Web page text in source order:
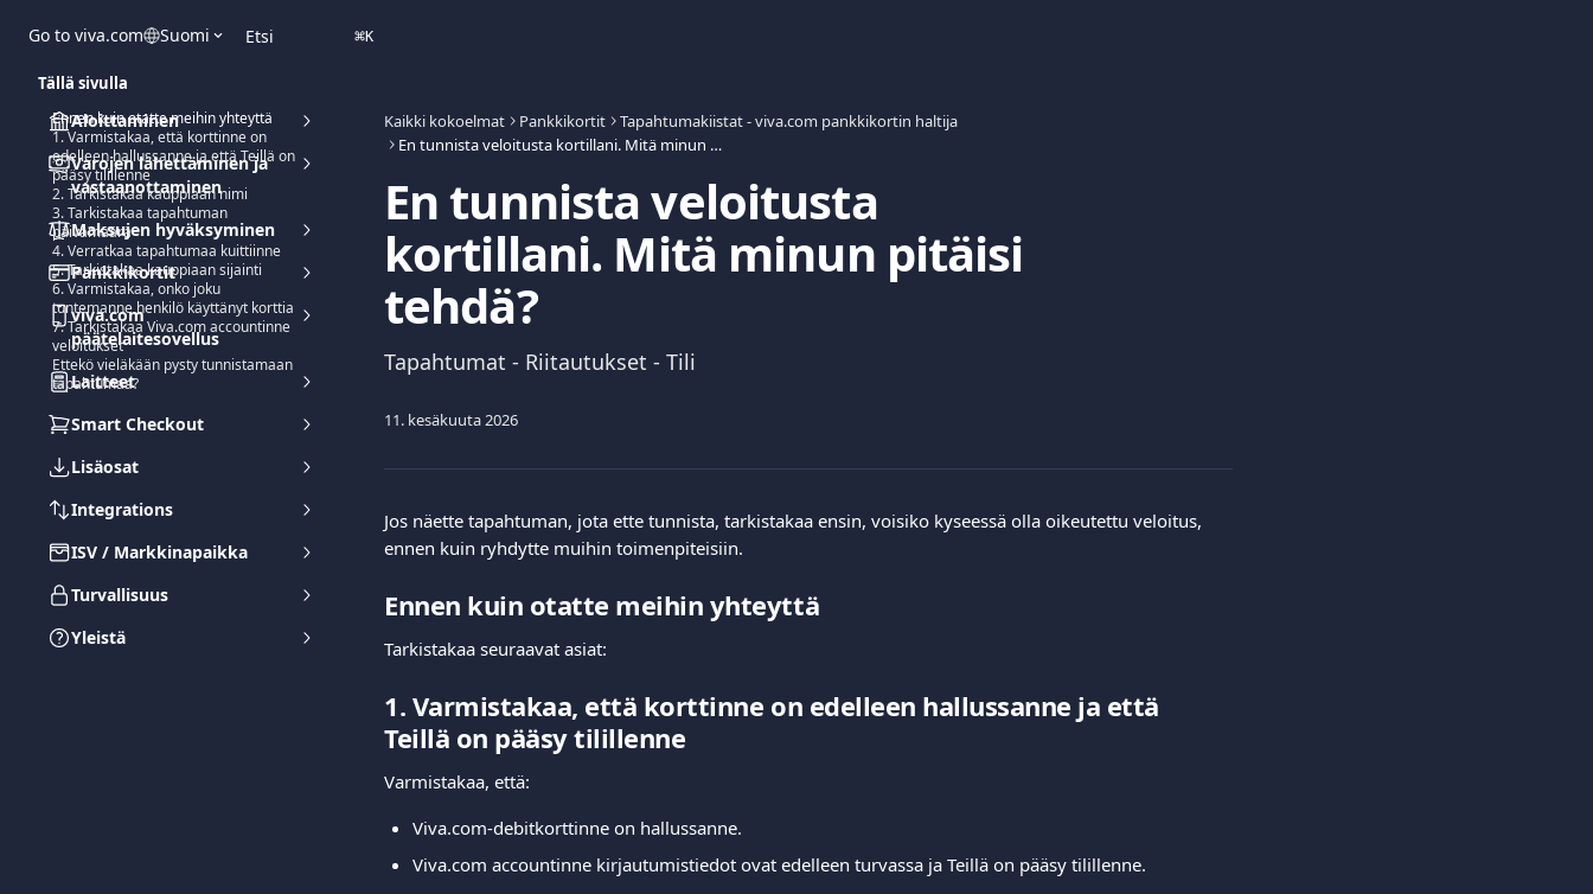
Go to viva.com Suomi Etsi ⌘K
Aloittaminen
Varojen lähettäminen ja
vastaanottaminen
Maksujen hyväksyminen
Pankkikortit
viva.com
päätelaitesovellus
Laitteet
Smart Checkout
Lisäosat
Integrations
ISV / Markkinapaikka
Turvallisuus
Yleistä
Kaikki kokoelmat Pankkikortit
Tapahtumakiistat - viva.com pankkikortin haltija
En tunnista veloitusta kortillani. Mitä minun pitäisi tehdä?
En tunnista veloitusta
kortillani. Mitä minun pitäisi
tehdä?
Tapahtumat - Riitautukset - Tili
11. kesäkuuta 2026
Jos näette tapahtuman, jota ette tunnista, tarkistakaa ensin, voisiko kyseessä olla oikeutettu veloitus,
ennen kuin ryhdytte muihin toimenpiteisiin.
Ennen kuin otatte meihin yhteyttä
Tarkistakaa seuraavat asiat:
1. Varmistakaa, että korttinne on edelleen hallussanne ja että
Teillä on pääsy tilillenne
Varmistakaa, että:
Viva.com-debitkorttinne on hallussanne.
Viva.com accountinne kirjautumistiedot ovat edelleen turvassa ja Teillä on pääsy tilillenne.
Tällä sivulla
Ennen kuin otatte meihin yhteyttä
1. Varmistakaa, että korttinne on
edelleen hallussanne ja että Teillä on
pääsy tilillenne
2. Tarkistakaa kauppiaan nimi
3. Tarkistakaa tapahtuman
päivämäärä
4. Verratkaa tapahtumaa kuittiinne
5. Tarkistakaa kauppiaan sijainti
6. Varmistakaa, onko joku
tuntemanne henkilö käyttänyt korttia
7. Tarkistakaa Viva.com accountinne
veloitukset
Ettekö vieläkään pysty tunnistamaan
tapahtumaa?